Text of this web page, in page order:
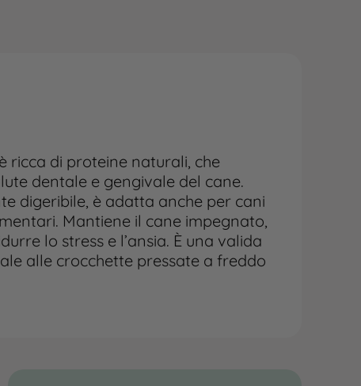
ricca di proteine naturali, che
dentale e gengivale del cane.
digeribile, è adatta anche per cani
Mantiene il cane impegnato,
lo stress e l’ansia. È una valida
alle crocchette pressate a freddo